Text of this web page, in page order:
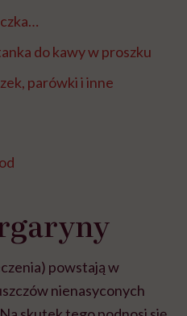
do kawy w proszku
parówki i inne
powstają w
nienasyconych